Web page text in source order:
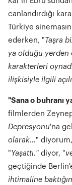
canlandırdığı
Türkiye
ederken, " Taşra
ya olduğu yerden
karakterleri
ilişkisiyle ilgili
"Sana o buhranı
filmlerden
Depresyonu'na
olarak..."
" Yaşattı." diyor, "
geçtiğinde
ihtimaline